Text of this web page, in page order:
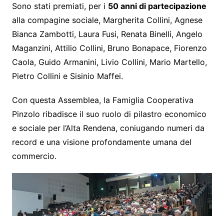
Sono stati premiati, per i 50 anni di partecipazione
alla compagine sociale, Margherita Collini, Agnese
Bianca Zambotti, Laura Fusi, Renata Binelli, Angelo
Maganzini, Attilio Collini, Bruno Bonapace, Fiorenzo
Caola, Guido Armanini, Livio Collini, Mario Martello,
Pietro Collini e Sisinio Maffei.
Con questa Assemblea, la Famiglia Cooperativa
Pinzolo ribadisce il suo ruolo di pilastro economico
e sociale per l’Alta Rendena, coniugando numeri da
record e una visione profondamente umana del
commercio.